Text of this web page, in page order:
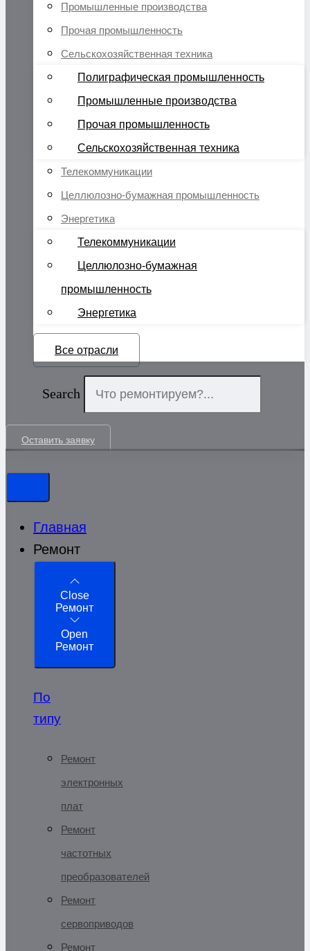
Промышленные производства
Прочая промышленность
Сельскохозяйственная техника
Полиграфическая промышленность
Промышленные производства
Прочая промышленность
Сельскохозяйственная техника
Телекоммуникации
Целлюлозно-бумажная промышленность
Энергетика
Телекоммуникации
Целлюлозно-бумажная
промышленность
Энергетика
Все отрасли
Search
Оставить заявку
Главная
Ремонт
Close
Ремонт
Open
Ремонт
По
типу
Ремонт
электронных
плат
Ремонт
частотных
преобразователей
Ремонт
сервоприводов
Ремонт